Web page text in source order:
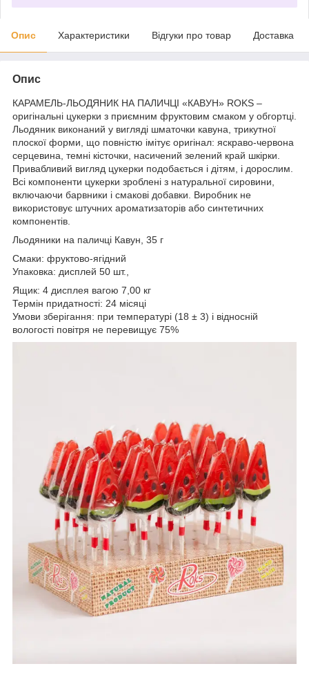
Опис Характеристики Відгуки про товар Доставка
Опис
КАРАМЕЛЬ-ЛЬОДЯНИК НА ПАЛИЧЦІ «КАВУН» ROKS –
оригінальні цукерки з приємним фруктовим смаком у обгортці.
Льодяник виконаний у вигляді шматочки кавуна, трикутної
плоскої форми, що повністю імітує оригінал: яскраво-червона
серцевина, темні кісточки, насичений зелений край шкірки.
Привабливий вигляд цукерки подобається і дітям, і дорослим.
Всі компоненти цукерки зроблені з натуральної сировини,
включаючи барвники і смакові добавки. Виробник не
використовує штучних ароматизаторів або синтетичних
компонентів.
Льодяники на паличці Кавун, 35 г
Смаки: фруктово-ягідний
Упаковка: дисплей 50 шт.,
Ящик: 4 дисплея вагою 7,00 кг
Термін придатності: 24 місяці
Умови зберігання: при температурі (18 ± 3) і відносній
вологості повітря не перевищує 75%